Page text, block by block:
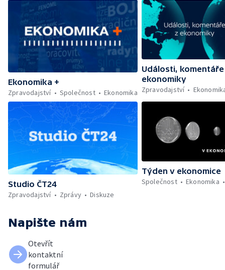
Ekonomika +
Zpravodajství
Společnost Ekonomika
Události, komentáře
ekonomiky
Zpravodajství
Studio ČT24
Zpravodajství
Zprávy Diskuze
Týden v ekonomice
Společnost
Ekonomika
Napište nám
Otevřít
kontaktní
formulář